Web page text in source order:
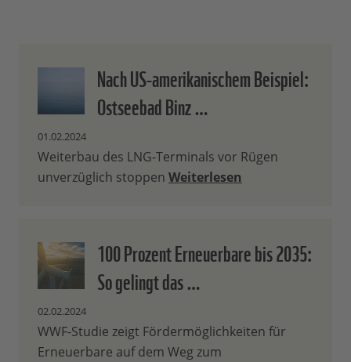
Nach US-amerikanischem Beispiel:
Ostseebad Binz …
01.02.2024
Weiterbau des LNG-Terminals vor Rügen
unverzüglich stoppen Weiterlesen
100 Prozent Erneuerbare bis 2035:
So gelingt das …
02.02.2024
WWF-Studie zeigt Fördermöglichkeiten für
Erneuerbare auf dem Weg zum